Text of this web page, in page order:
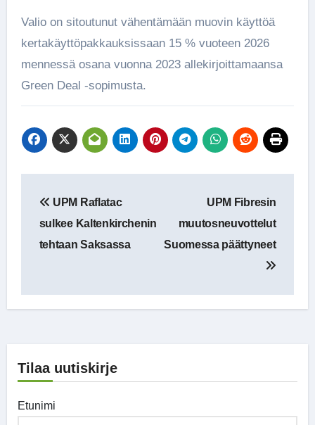
Valio on sitoutunut vähentämään muovin käyttöä
kertakäyttöpakkauksissaan 15 % vuoteen 2026
mennessä osana vuonna 2023 allekirjoittamaansa
Green Deal -sopimusta.
selaus
UPM Raflatac
sulkee Kaltenkirchenin
tehtaan Saksassa
UPM Fibresin
muutosneuvottelut
Suomessa päättyneet
Tilaa uutiskirje
Etunimi